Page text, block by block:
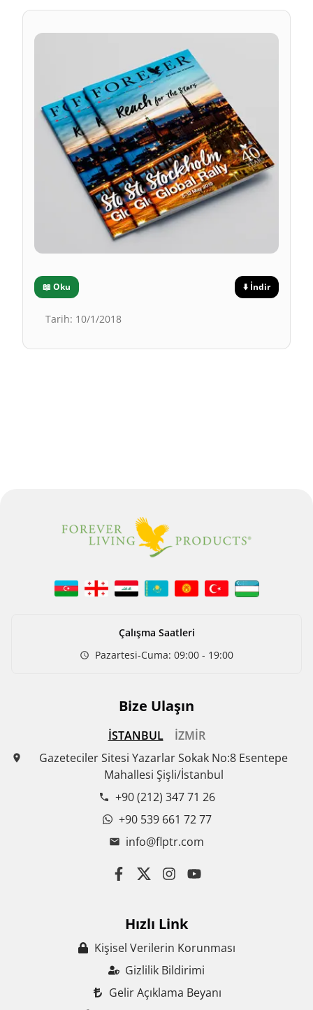
📖 Oku ⬇️ İndir
Tarih: 10/1/2018
Çalışma Saatleri
Pazartesi-Cuma: 09:00 - 19:00
Bize Ulaşın
İSTANBUL
İZMİR
Gazeteciler Sitesi Yazarlar Sokak No:8 Esentepe
Mahallesi Şişli/İstanbul
+90 (212) 347 71 26
+90 539 661 72 77
info@flptr.com
Hızlı Link
Kişisel Verilerin Korunması
Gizlilik Bildirimi
Gelir Açıklama Beyanı